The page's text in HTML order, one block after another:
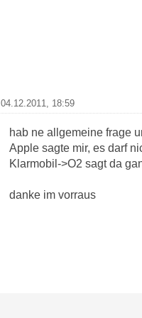
04.12.2011, 18:59
hab ne allgemeine frage
Apple sagte mir, es darf
Klarmobil->O2 sagt da
danke im vorraus